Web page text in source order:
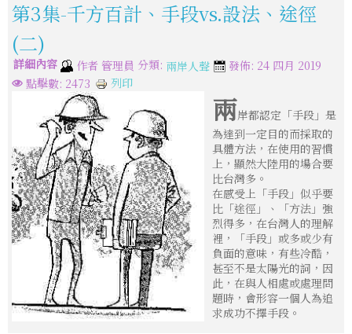
第3集-千方百計、手段vs.設法、途徑
(二)
詳細內容 作者 管理員 分類: 兩岸人聲
發佈: 24 四月 2019
點擊數: 2473
列印
兩岸都認定「手段」是
為達到一定目的而採取的
具體方法，在使用的習慣
上，顯然大陸用的場合要
比台灣多。
在感受上「手段」似乎要
比「途徑」、「方法」強
烈得多，在台灣人的理解
裡，「手段」或多或少有
負面的意味，有些冷酷，
甚至不是太陽光的詞，因
此，在與人相處或處理問
題時，會形容一個人為追
求成功不擇手段。